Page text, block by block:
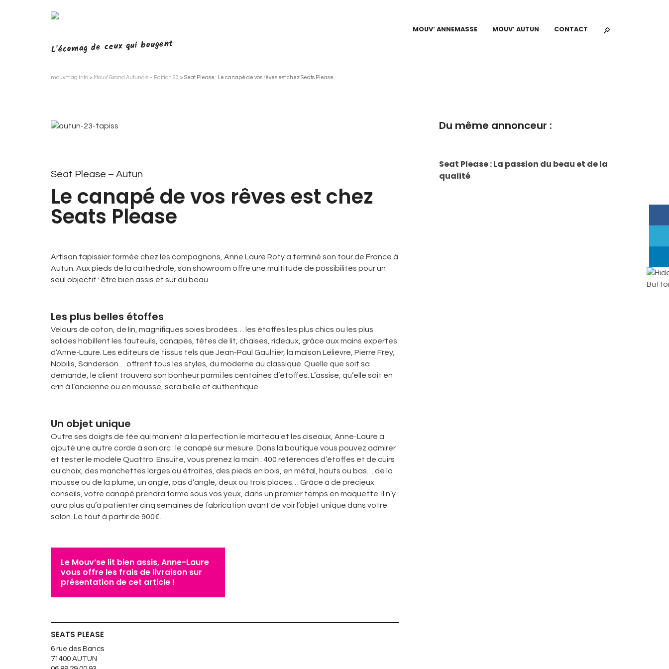
L'écomag de ceux qui bougent
MOUV’ ANNEMASSE MOUV’ AUTUN CONTACT
mouvmag.info > Mouv’ Grand Autunois – Edition 23 >Seat Please : Le canapé de vos rêves est chez Seats Please
Seat Please – Autun
Le canapé de vos rêves est chez
Seats Please
Artisan tapissier formée chez les compagnons, Anne Laure Roty a terminé son tour de France à
Autun. Aux pieds de la cathédrale, son showroom offre une multitude de possibilités pour un
seul objectif : être bien assis et sur du beau.
Les plus belles étoffes
Velours de coton, de lin, magnifiques soies brodées… les étoffes les plus chics ou les plus
solides habillent les fauteuils, canapés, têtes de lit, chaises, rideaux, grâce aux mains expertes
d’Anne-Laure. Les éditeurs de tissus tels que Jean-Paul Gaultier, la maison Lelièvre, Pierre Frey,
Nobilis, Sanderson… offrent tous les styles, du moderne au classique. Quelle que soit sa
demande, le client trouvera son bonheur parmi les centaines d’étoffes. L’assise, qu’elle soit en
crin à l’ancienne ou en mousse, sera belle et authentique.
Un objet unique
Outre ses doigts de fée qui manient à la perfection le marteau et les ciseaux, Anne-Laure a
ajouté une autre corde à son arc : le canapé sur mesure. Dans la boutique vous pouvez admirer
et tester le modèle Quattro. Ensuite, vous prenez la main : 400 références d’étoffes et de cuirs
au choix, des manchettes larges ou étroites, des pieds en bois, en métal, hauts ou bas… de la
mousse ou de la plume, un angle, pas d’angle, deux ou trois places… Grâce à de précieux
conseils, votre canapé prendra forme sous vos yeux, dans un premier temps en maquette. Il n’y
aura plus qu’à patienter cinq semaines de fabrication avant de voir l’objet unique dans votre
salon. Le tout à partir de 900€.
Le Mouv’se lit bien assis, Anne-Laure
vous offre les frais de livraison sur
présentation de cet article !
SEATS PLEASE
6 rue des Bancs
71400 AUTUN
Du même annonceur :
Seat Please : La passion du beau et de la
qualité